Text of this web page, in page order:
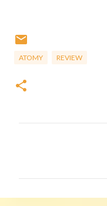
ATOMY REVIEW